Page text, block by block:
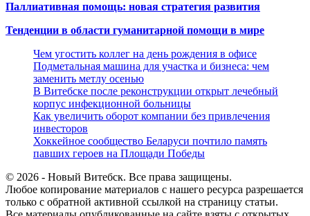
Паллиативная помощь: новая стратегия развития
Тенденции в области гуманитарной помощи в мире
Чем угостить коллег на день рождения в офисе
Подметальная машина для участка и бизнеса: чем
заменить метлу осенью
В Витебске после реконструкции открыт лечебный
корпус инфекционной больницы
Как увеличить оборот компании без привлечения
инвесторов
Хоккейное сообщество Беларуси почтило память
павших героев на Площади Победы
© 2026 - Новый Витебск. Все права защищены.
Любое копирование материалов с нашего ресурса разрешается
только с обратной активной ссылкой на страницу статьи.